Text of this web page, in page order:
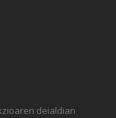
deialdian